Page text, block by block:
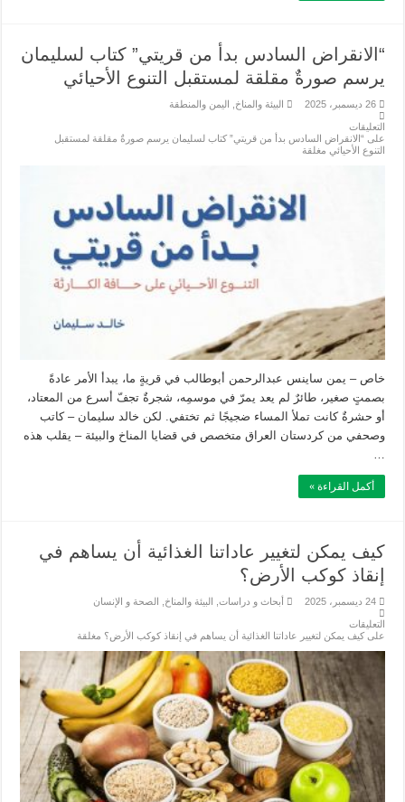
“الانقراض السادس بدأ من قريتي” كتاب لسليمان
يرسم صورةٌ مقلقة لمستقبل التنوع الأحيائي
26 ديسمبر، 2025 البيئة والمناخ اليمن والمنطقة
التعليقات
على “الانقراض السادس بدأ من قريتي” كتاب لسليمان يرسم صورةٌ مقلقة لمستقبل
التنوع الأحيائي مغلقة
خاص – يمن ساينس عبدالرحمن أبوطالب في قريةٍ ما، يبدأ الأمر عادةً
بصمتٍ صغير، طائرٌ لم يعد يمرّ في موسمِه، شجرةٌ تجفّ أسرع من المعتاد،
أو حشرةٌ كانت تملأ المساء ضجيجًا ثم تختفي. لكن خالد سليمان – كاتب
وصحفي من كردستان العراق متخصص في قضايا المناخ والبيئة – يقلب هذه
أكمل القراءة »
كيف يمكن لتغيير عاداتنا الغذائية أن يساهم في
إنقاذ كوكب الأرض؟
24 ديسمبر، 2025 أبحاث و دراسات البيئة والمناخ الصحة و الإنسان
التعليقات
على كيف يمكن لتغيير عاداتنا الغذائية أن يساهم في إنقاذ كوكب الأرض؟ مغلقة